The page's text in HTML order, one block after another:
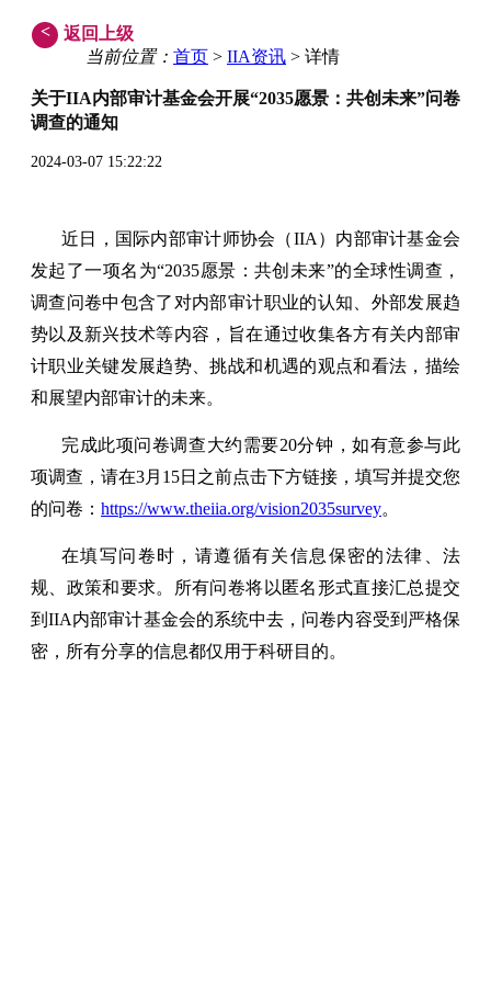
<
返回上级
当前位置： 首页 > IIA资讯 > 详情
关于IIA内部审计基金会开展“2035愿景：共创未来”问卷
调查的通知
2024-03-07 15:22:22
近日，国际内部审计师协会（IIA）内部审计基金会
发起了一项名为“2035愿景：共创未来”的全球性调查，
调查问卷中包含了对内部审计职业的认知、外部发展趋
势以及新兴技术等内容，旨在通过收集各方有关内部审
计职业关键发展趋势、挑战和机遇的观点和看法，描绘
和展望内部审计的未来。
完成此项问卷调查大约需要20分钟，如有意参与此
项调查，请在3月15日之前点击下方链接，填写并提交您
的问卷： https://www.theiia.org/vision2035survey。
在填写问卷时，请遵循有关信息保密的法律、法
规、政策和要求。所有问卷将以匿名形式直接汇总提交
到IIA内部审计基金会的系统中去，问卷内容受到严格保
密，所有分享的信息都仅用于科研目的。